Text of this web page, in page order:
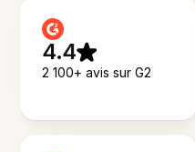
4.4
2 100+ avis sur G2